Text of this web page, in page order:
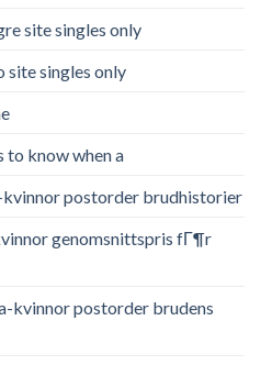
site singles only
singles only
know when a
postorder brudhistorier
genomsnittspris fГ¶r
kvinnor postorder brudens